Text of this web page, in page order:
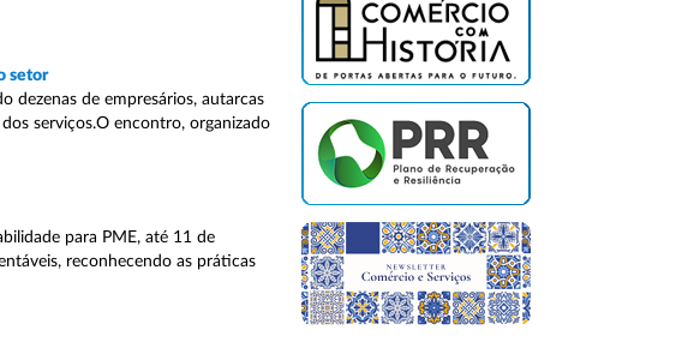
setor
dezenas de empresários, autarcas
serviços.O encontro, organizado
para PME, até 11 de
reconhecendo as práticas